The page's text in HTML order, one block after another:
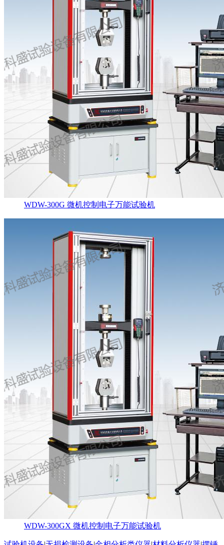
WDW-300G 微机控制电子万能试验机
WDW-300GX 微机控制电子万能试验机